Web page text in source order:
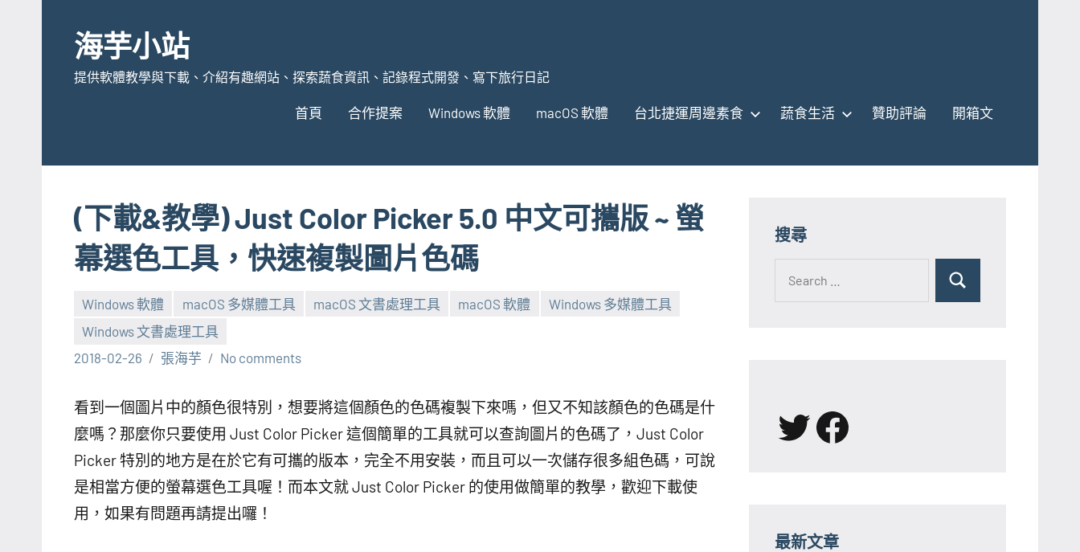
content海芋小站
提供軟體教學與下載、介紹有趣網站、探索蔬食資訊、記錄程式開發、寫下旅行日記
首頁 合作提案 Windows 軟體 macOS 軟體 台北捷運周邊素食 蔬食生活 贊助評論 開箱文
(下載&教學) Just Color Picker 5.0 中文可攜版 ~ 螢
幕選色工具，快速複製圖片色碼
Windows 軟體 macOS 多媒體工具 macOS 文書處理工具 macOS 軟體
Windows 多媒體工具
Windows 文書處理工具
2018-02-26
張海芋 No comments
看到一個圖片中的顏色很特別，想要將這個顏色的色碼複製下來嗎，但又不知該顏色的色碼是什
麼嗎？那麼你只要使用 Just Color Picker 這個簡單的工具就可以查詢圖片的色碼了，Just Color
Picker 特別的地方是在於它有可攜的版本，完全不用安裝，而且可以一次儲存很多組色碼，可說
是相當方便的螢幕選色工具喔！而本文就 Just Color Picker 的使用做簡單的教學，歡迎下載使
用，如果有問題再請提出囉！
搜尋
for:
Search
X Facebook
最新文章